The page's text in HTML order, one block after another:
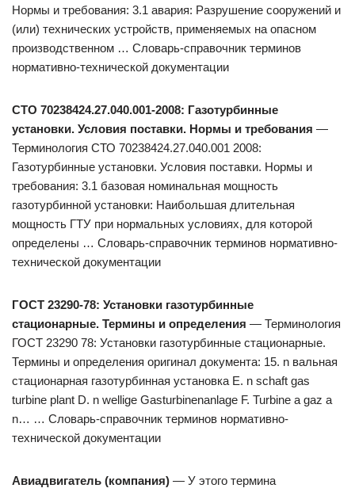
Нормы и требования: 3.1 авария: Разрушение сооружений и
(или) технических устройств, применяемых на опасном
производственном … Словарь-справочник терминов
нормативно-технической документации
СТО 70238424.27.040.001-2008: Газотурбинные
установки. Условия поставки. Нормы и требования —
Терминология СТО 70238424.27.040.001 2008:
Газотурбинные установки. Условия поставки. Нормы и
требования: 3.1 базовая номинальная мощность
газотурбинной установки: Наибольшая длительная
мощность ГТУ при нормальных условиях, для которой
определены … Словарь-справочник терминов нормативно-
технической документации
ГОСТ 23290-78: Установки газотурбинные
стационарные. Термины и определения — Терминология
ГОСТ 23290 78: Установки газотурбинные стационарные.
Термины и определения оригинал документа: 15. n вальная
стационарная газотурбинная установка Е. n schaft gas
turbine plant D. n wellige Gasturbinenanlage F. Turbine a gaz a
n… … Словарь-справочник терминов нормативно-
технической документации
Авиадвигатель (компания) — У этого термина